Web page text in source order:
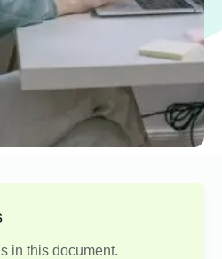
in this document.